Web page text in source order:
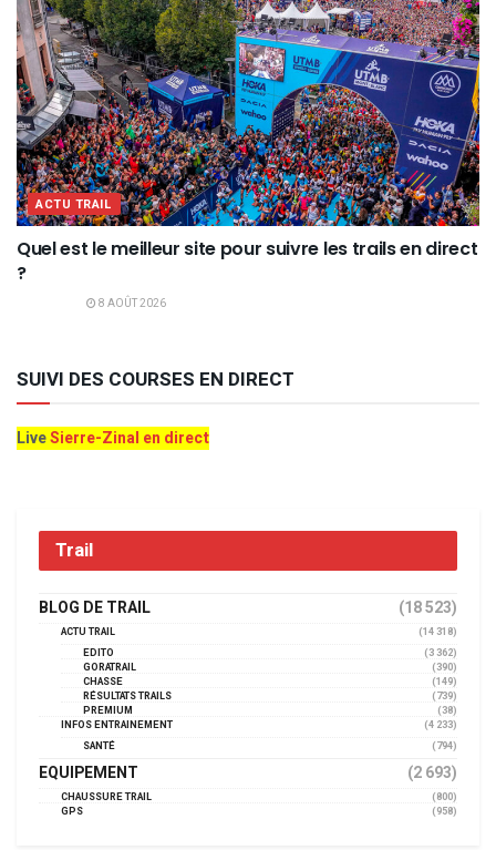
ACTU TRAIL
Quel est le meilleur site pour suivre les trails en direct
?
8 AOÛT 2026
SUIVI DES COURSES EN DIRECT
LiveSierre-Zinal en direct
Trail
BLOG DE TRAIL (18 523)
ACTU TRAIL
(14 318)
EDITO
(3 362)
GORATRAIL
(390)
CHASSE
(149)
RÉSULTATS TRAILS
(739)
PREMIUM
(38)
INFOS ENTRAINEMENT
(4 233)
SANTÉ
(794)
EQUIPEMENT (2 693)
CHAUSSURE TRAIL
(800)
GPS
(958)